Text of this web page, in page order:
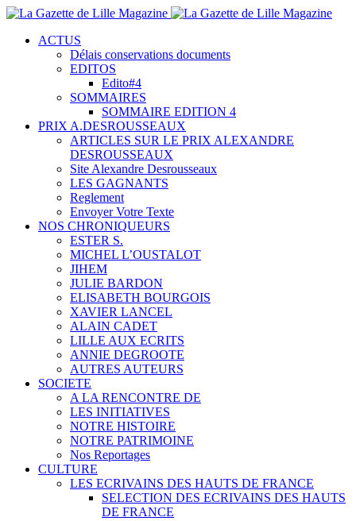
ACTUS
Délais conservations documents
EDITOS
Edito#4
SOMMAIRES
SOMMAIRE EDITION 4
PRIX A.DESROUSSEAUX
ARTICLES SUR LE PRIX ALEXANDRE
DESROUSSEAUX
Site Alexandre Desrousseaux
LES GAGNANTS
Reglement
Envoyer Votre Texte
NOS CHRONIQUEURS
ESTER S.
MICHEL L’OUSTALOT
JIHEM
JULIE BARDON
ELISABETH BOURGOIS
XAVIER LANCEL
ALAIN CADET
LILLE AUX ECRITS
ANNIE DEGROOTE
AUTRES AUTEURS
SOCIETE
A LA RENCONTRE DE
LES INITIATIVES
NOTRE HISTOIRE
NOTRE PATRIMOINE
Nos Reportages
CULTURE
LES ECRIVAINS DES HAUTS DE FRANCE
SELECTION DES ECRIVAINS DES HAUTS
DE FRANCE